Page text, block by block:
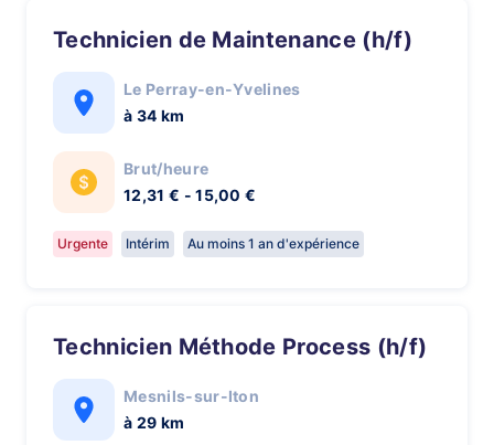
Technicien de Maintenance (h/f)
Le Perray-en-Yvelines
à 34 km
Brut/heure
12,31 € - 15,00 €
Urgente Intérim Au moins 1 an d'expérience
Technicien Méthode Process (h/f)
Mesnils-sur-Iton
à 29 km